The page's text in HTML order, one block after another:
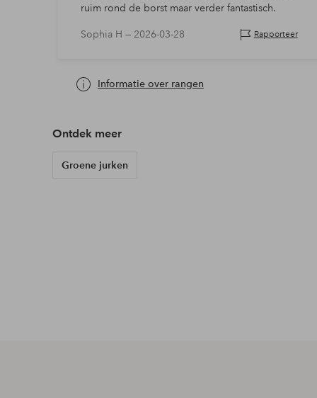
ruim rond de borst maar verder fantastisch.
Sophia H — 2026-03-28 Rapporteer
Informatie over rangen
Ontdek meer
Groene jurken